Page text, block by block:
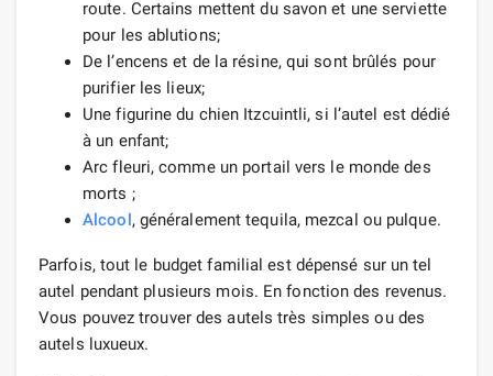
route. Certains mettent du savon et une serviette
pour les ablutions;
De l’encens et de la résine, qui sont brûlés pour
purifier les lieux;
Une figurine du chien Itzcuintli, si l’autel est dédié
à un enfant;
Arc fleuri, comme un portail vers le monde des
morts ;
Alcool, généralement tequila, mezcal ou pulque.
Parfois, tout le budget familial est dépensé sur un tel
autel pendant plusieurs mois. En fonction des revenus.
Vous pouvez trouver des autels très simples ou des
autels luxueux.